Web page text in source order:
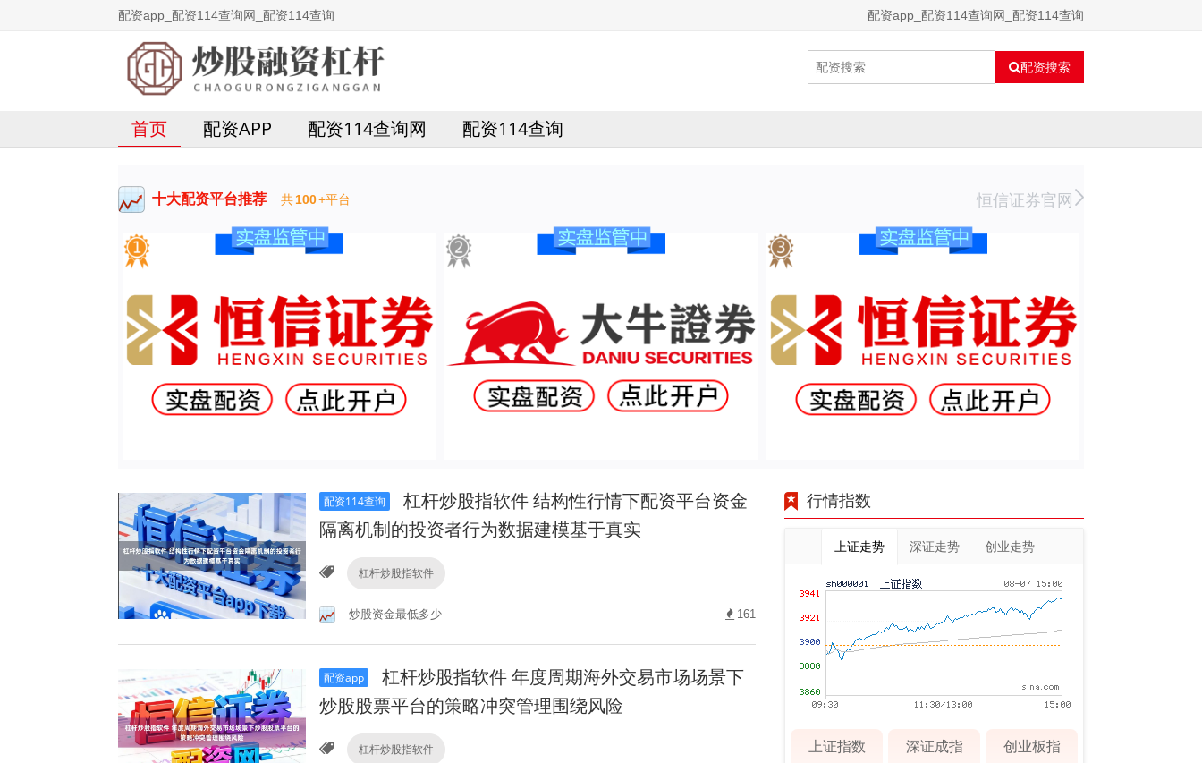
配资app_配资114查询网_配资114查询 配资app_配资114查询网_配资114查询
配资搜索
首页 配资APP 配资114查询网 配资114查询
十大配资平台推荐 共100+平台 恒信证券官网
配资114查询
杠杆炒股指软件 结构性行情下配资平台资金
隔离机制的投资者行为数据建模基于真实
杠杆炒股指软件
炒股资金最低多少 161
配资app
杠杆炒股指软件 年度周期海外交易市场场景下
炒股股票平台的策略冲突管理围绕风险
杠杆炒股指软件
行情指数
上证走势 深证走势 创业走势
上证指数 深证成指 创业板指